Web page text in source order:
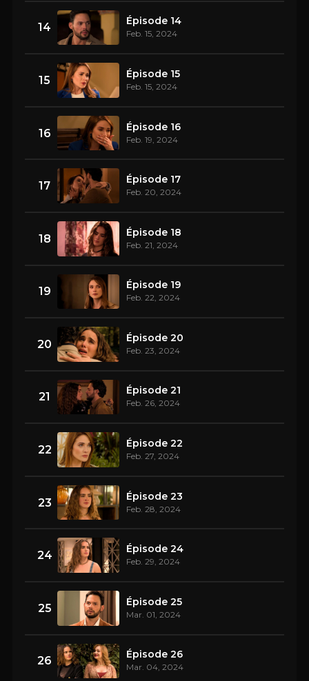
14 Épisode 14
Feb. 15, 2024
15 Épisode 15
Feb. 15, 2024
16 Épisode 16
Feb. 19, 2024
17 Épisode 17
Feb. 20, 2024
18 Épisode 18
Feb. 21, 2024
19 Épisode 19
Feb. 22, 2024
20 Épisode 20
Feb. 23, 2024
21 Épisode 21
Feb. 26, 2024
22 Épisode 22
Feb. 27, 2024
23 Épisode 23
Feb. 28, 2024
24 Épisode 24
Feb. 29, 2024
25 Épisode 25
Mar. 01, 2024
26 Épisode 26
Mar. 04, 2024